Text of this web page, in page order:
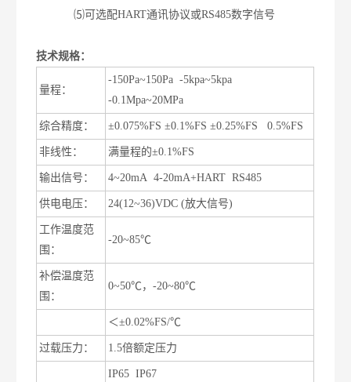
⑸可选配HART通讯协议或RS485数字信号
技术规格：
量程：
-150Pa~150Pa -5kpa~5kpa
-0.1Mpa~20MPa
综合精度： ±0.075%FS ±0.1%FS ±0.25%FS 0.5%FS
非线性： 满量程的±0.1%FS
输出信号： 4~20mA 4-20mA+HART RS485
供电电压： 24(12~36)VDC (放大信号)
工作温度范
围：
-20~85℃
补偿温度范
围：
0~50℃，-20~80℃
＜±0.02%FS/℃
过载压力： 1.5倍额定压力
IP65 IP67